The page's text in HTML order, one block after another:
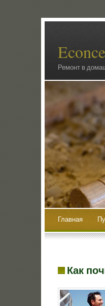
Ремонт в
Главная
Как